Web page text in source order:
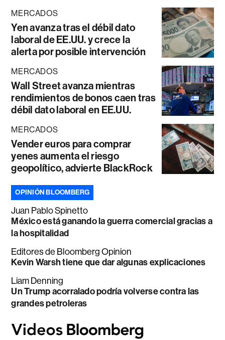
MERCADOS
Yen avanza tras el débil dato
laboral de EE.UU. y crece la
alerta por posible intervención
MERCADOS
Wall Street avanza mientras
rendimientos de bonos caen tras
débil dato laboral en EE.UU.
MERCADOS
Vender euros para comprar
yenes aumenta el riesgo
geopolítico, advierte BlackRock
OPINIÓN BLOOMBERG
Juan Pablo Spinetto
México está ganando la guerra comercial gracias a
la hospitalidad
Editores de Bloomberg Opinion
Kevin Warsh tiene que dar algunas explicaciones
Liam Denning
Un Trump acorralado podría volverse contra las
grandes petroleras